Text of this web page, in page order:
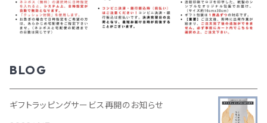
BLOG
ギフトラッピングサービス再開のお知らせ